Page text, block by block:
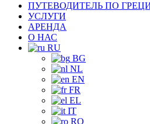
ПУТЕВОДИТЕЛЬ ПО
УСЛУГИ
АРЕНДА
О НАС
RU
BG
NL
EN
FR
EL
IT
RO